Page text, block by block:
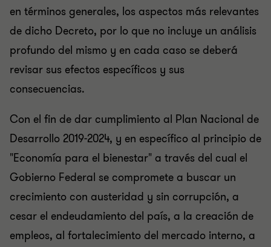
en términos generales, los aspectos más relevantes
de dicho Decreto, por lo que no incluye un análisis
profundo del mismo y en cada caso se deberá
revisar sus efectos específicos y sus
consecuencias.
Con el fin de dar cumplimiento al Plan Nacional de
Desarrollo 2019-2024, y en específico al principio de
"Economía para el bienestar" a través del cual el
Gobierno Federal se compromete a buscar un
crecimiento con austeridad y sin corrupción, a
cesar el endeudamiento del país, a la creación de
empleos, al fortalecimiento del mercado interno, a